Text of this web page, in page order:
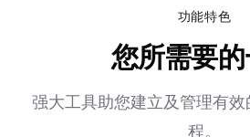
功能特色
您所需要
强大工具助您建立及管理有
程。